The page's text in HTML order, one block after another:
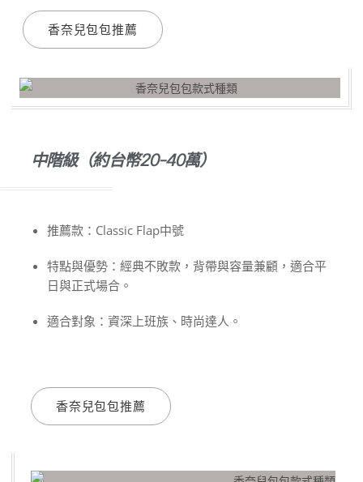
香奈兒包包推薦
中階級（約台幣20-40萬）
推薦款：Classic Flap中號
特點與優勢：經典不敗款，背帶與容量兼顧，適合平
日與正式場合。
適合對象：資深上班族、時尚達人。
香奈兒包包推薦